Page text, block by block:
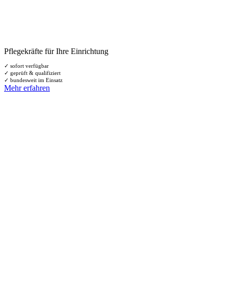
Pflegekräfte für Ihre Einrichtung
✓ sofort verfügbar
✓ geprüft & qualifiziert
✓ bundesweit im Einsatz
Mehr erfahren